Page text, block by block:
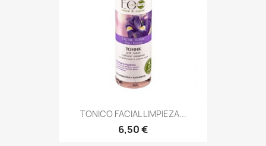
TONICO FACIAL LIMPIEZA...
6,50 €